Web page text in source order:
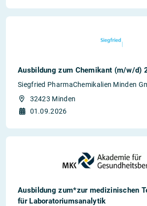
Ausbildung zum Chemikant (m/w/d)
Siegfried PharmaChemikalien Minden
32423 Minden
01.09.2026
Ausbildung zum*zur medizinischen
für Laboratoriumsanalytik